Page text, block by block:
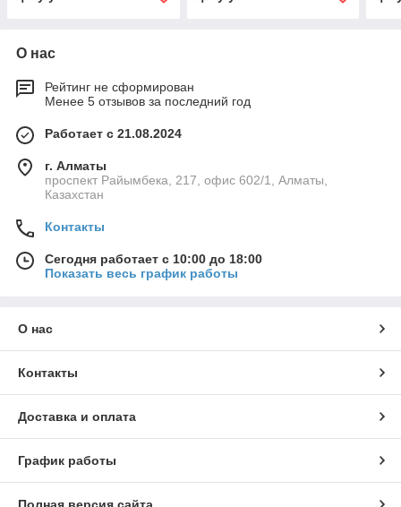
О нас
Рейтинг не сформирован
Менее 5 отзывов за последний год
Работает с 21.08.2024
г. Алматы
проспект Райымбека, 217, офис 602/1, Алматы,
Казахстан
Контакты
Сегодня работает с 10:00 до 18:00
Показать весь график работы
О нас
Контакты
Доставка и оплата
График работы